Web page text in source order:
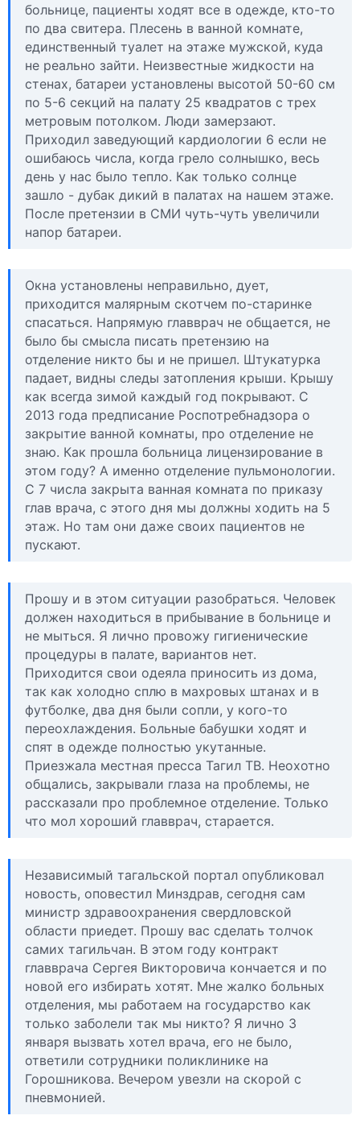
больнице, пациенты ходят все в одежде, кто-то
по два свитера. Плесень в ванной комнате,
единственный туалет на этаже мужской, куда
не реально зайти. Неизвестные жидкости на
стенах, батареи установлены высотой 50-60 см
по 5-6 секций на палату 25 квадратов с трех
метровым потолком. Люди замерзают.
Приходил заведующий кардиологии 6 если не
ошибаюсь числа, когда грело солнышко, весь
день у нас было тепло. Как только солнце
зашло - дубак дикий в палатах на нашем этаже.
После претензии в СМИ чуть-чуть увеличили
напор батареи.
Окна установлены неправильно, дует,
приходится малярным скотчем по-старинке
спасаться. Напрямую главврач не общается, не
было бы смысла писать претензию на
отделение никто бы и не пришел. Штукатурка
падает, видны следы затопления крыши. Крышу
как всегда зимой каждый год покрывают. С
2013 года предписание Роспотребнадзора о
закрытие ванной комнаты, про отделение не
знаю. Как прошла больница лицензирование в
этом году? А именно отделение пульмонологии.
С 7 числа закрыта ванная комната по приказу
глав врача, с этого дня мы должны ходить на 5
этаж. Но там они даже своих пациентов не
пускают.
Прошу и в этом ситуации разобраться. Человек
должен находиться в прибывание в больнице и
не мыться. Я лично провожу гигиенические
процедуры в палате, вариантов нет.
Приходится свои одеяла приносить из дома,
так как холодно сплю в махровых штанах и в
футболке, два дня были сопли, у кого-то
переохлаждения. Больные бабушки ходят и
спят в одежде полностью укутанные.
Приезжала местная пресса Тагил ТВ. Неохотно
общались, закрывали глаза на проблемы, не
рассказали про проблемное отделение. Только
что мол хороший главврач, старается.
Независимый тагальской портал опубликовал
новость, оповестил Минздрав, сегодня сам
министр здравоохранения свердловской
области приедет. Прошу вас сделать толчок
самих тагильчан. В этом году контракт
главврача Сергея Викторовича кончается и по
новой его избирать хотят. Мне жалко больных
отделения, мы работаем на государство как
только заболели так мы никто? Я лично 3
января вызвать хотел врача, его не было,
ответили сотрудники поликлинике на
Горошникова. Вечером увезли на скорой с
пневмонией.